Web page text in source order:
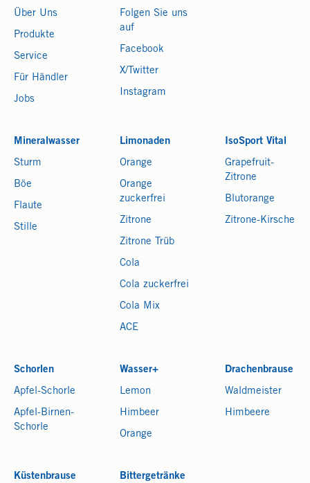
Mineralwasser
Sturm
Böe
Flaute
Stille
Limonaden
Orange
Orange
zuckerfrei
Zitrone
Zitrone Trüb
Cola
Cola zuckerfrei
Cola Mix
ACE
IsoSport Vital
Grapefruit-
Zitrone
Blutorange
Zitrone-Kirsche
Schorlen
Apfel-Schorle
Apfel-Birnen-
Schorle
Wasser+
Lemon
Himbeer
Orange
Drachenbrause
Waldmeister
Himbeere
Küstenbrause Bittergetränke
Über Uns
Produkte
Service
Für Händler
Jobs
Folgen Sie uns
auf
Facebook
X/Twitter
Instagram